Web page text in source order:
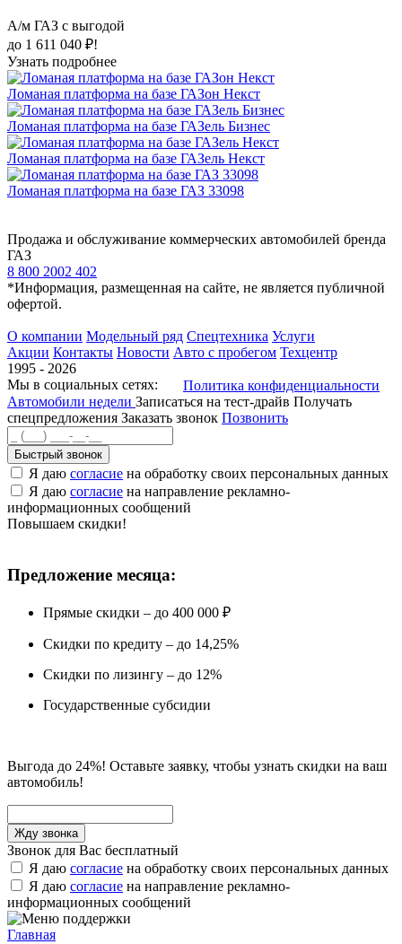
А/м ГАЗ с выгодой
до 1 611 040 ₽!
Узнать подробнее
Ломаная платформа на базе ГАЗон Некст
Ломаная платформа на базе ГАЗель Бизнес
Ломаная платформа на базе ГАЗель Некст
Ломаная платформа на базе ГАЗ 33098
Продажа и обслуживание коммерческих автомобилей бренда
ГАЗ
8 800 2002 402
*Информация, размещенная на сайте, не является публичной
офертой.
О компании Модельный ряд Спецтехника Услуги
Акции Контакты Новости Авто с пробегом Техцентр
1995 - 2026
Мы в социальных сетях:
Политика конфиденциальности
Автомобили недели Записаться на тест-драйв Получать
спецпредложения Заказать звонок Позвонить
Быстрый звонок
Я даю согласие на обработку своих персональных данных
Я даю согласие на направление рекламно-
информационных сообщений
Повышаем скидки!
Предложение месяца:
Прямые скидки – до 400 000 ₽
Скидки по кредиту – до 14,25%
Скидки по лизингу – до 12%
Государственные субсидии
Выгода до 24%! Оставьте заявку, чтобы узнать скидки на ваш
автомобиль!
Звонок для Вас бесплатный
Я даю согласие на обработку своих персональных данных
Я даю согласие на направление рекламно-
информационных сообщений
Главная